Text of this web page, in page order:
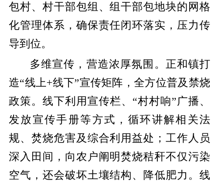
包村、村干部包组、组干部包地块的网格
化管理体系，确保责任闭环落实，压力传
导到位。
多维宣传，营造浓厚氛围。正和镇打
造“线上+线下”宣传矩阵，全方位普及禁烧
政策。线下利用宣传栏、“村村响”广播、
发放宣传手册等方式，循环讲解相关法
规、焚烧危害及综合利用益处；工作人员
深入田间，向农户阐明焚烧秸秆不仅污染
空气，还会破坏土壤结构、降低肥力。线